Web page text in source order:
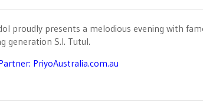
proudly presents a melodious evening with
generation S.I. Tutul.
PriyoAustralia.com.au